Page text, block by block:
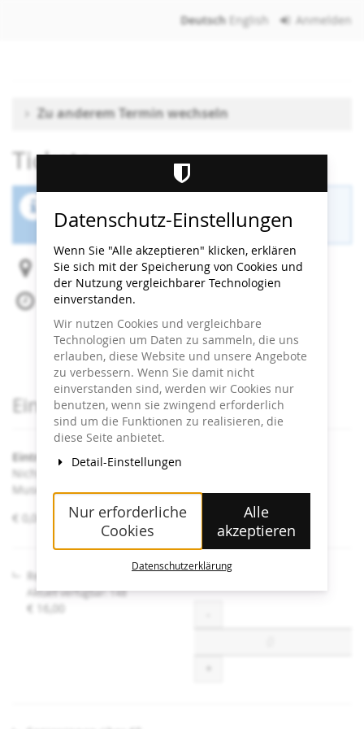
Deutsch English Anmelden
Zu anderem Termin wechseln
Tickets
ist beendet.
Heidi Horten Collection
Fr, 22. November 2024
Beginn:
17:00 Uhr
Ende:17:30Uhr
Zum Kalender hinzufügen
Produkte
Eintrittskarten
Eintritt Heidi Horten Collection
Nicht angeführte Ermäßigungen sind an der Kassa im
Museum erhältlich.
von
€ 0,00 – € 16,00
Regulär
Aktuell verfügbar: 148
€ 16,00
Datenschutz-Einstellungen
Wenn Sie "Alle akzeptieren" klicken, erklären
Sie sich mit der Speicherung von Cookies und
der Nutzung vergleichbarer Technologien
einverstanden.
Wir nutzen Cookies und vergleichbare
Technologien um Daten zu sammeln, die uns
erlauben, diese Website und unsere Angebote
zu verbessern. Wenn Sie damit nicht
einverstanden sind, werden wir Cookies nur
benutzen, wenn sie zwingend erforderlich
sind um die Funktionen zu realisieren, die
diese Seite anbietet.
Detail-Einstellungen
Nur erforderliche
Cookies
Alle
akzeptieren
Datenschutzerklärung